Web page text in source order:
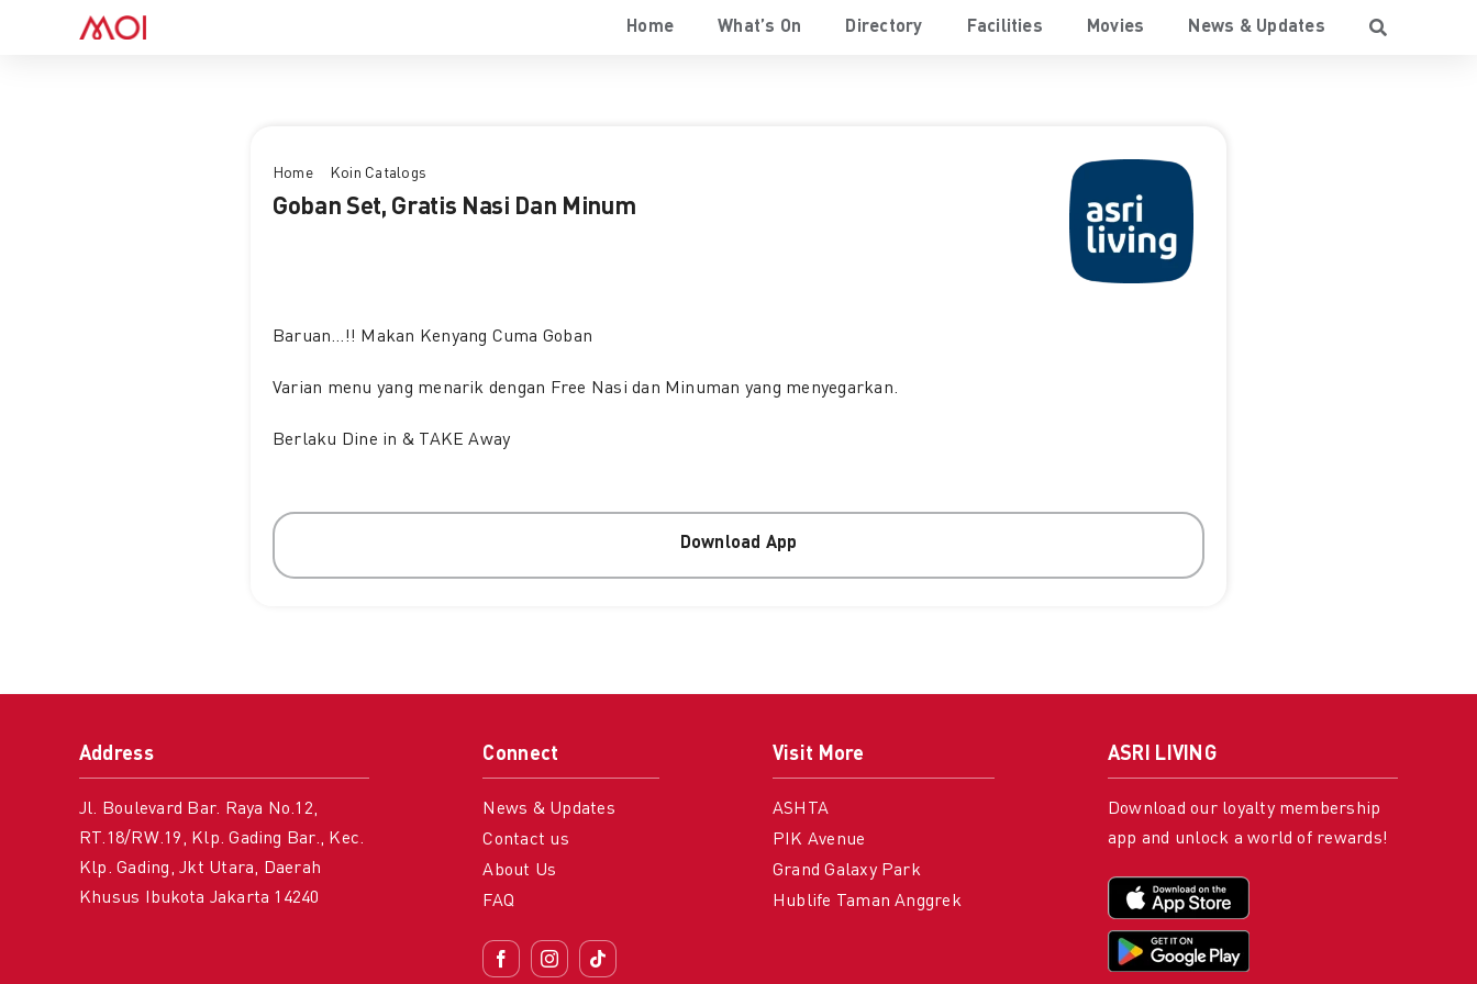
Home What’s On Directory Facilities Movies News & Updates
Home Koin Catalogs
Goban Set, Gratis Nasi Dan Minum
Baruan…!! Makan Kenyang Cuma Goban
Varian menu yang menarik dengan Free Nasi dan Minuman yang menyegarkan.
Berlaku Dine in & TAKE Away
Download App
Address
Jl. Boulevard Bar. Raya No.12,
RT.18/RW.19, Klp. Gading Bar., Kec.
Klp. Gading, Jkt Utara, Daerah
Khusus Ibukota Jakarta 14240
Connect
News & Updates
Contact us
About Us
FAQ
Visit More
ASHTA
PIK Avenue
Grand Galaxy Park
Hublife Taman Anggrek
ASRI LIVING
Download our loyalty membership
app and unlock a world of rewards!